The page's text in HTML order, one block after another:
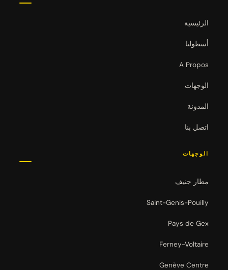
الرئيسية
أسطولنا
A Propos
الوجهات
المدونة
اتصل بنا
الوجهات
مطار جنيف
Saint-Genis-Pouilly
Pays de Gex
Ferney-Voltaire
Genève Centre